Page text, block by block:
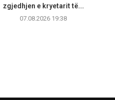
zgjedhjen e kryetarit të...
07.08.2026 19:38